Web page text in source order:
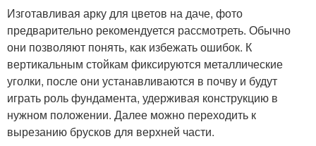
Изготавливая арку для цветов на даче, фото
предварительно рекомендуется рассмотреть. Обычно
они позволяют понять, как избежать ошибок. К
вертикальным стойкам фиксируются металлические
уголки, после они устанавливаются в почву и будут
играть роль фундамента, удерживая конструкцию в
нужном положении. Далее можно переходить к
вырезанию брусков для верхней части.